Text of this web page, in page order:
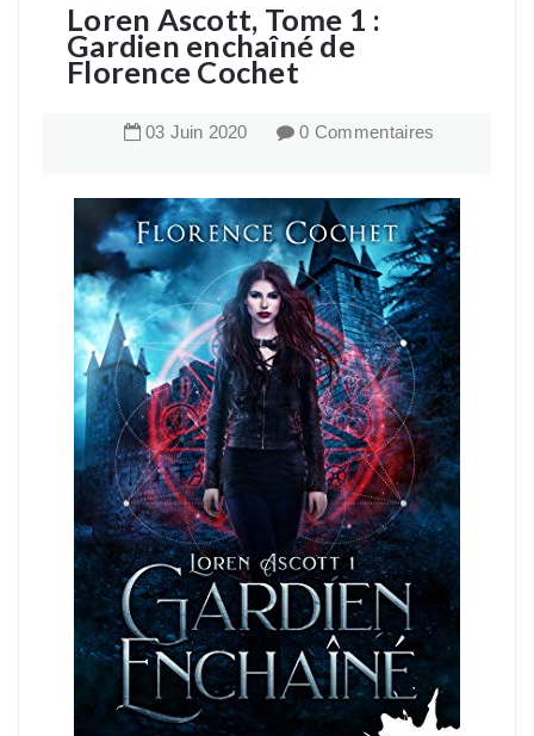
Loren Ascott, Tome 1 :
Gardien enchaîné de
Florence Cochet
03 Juin 2020 0 Commentaires